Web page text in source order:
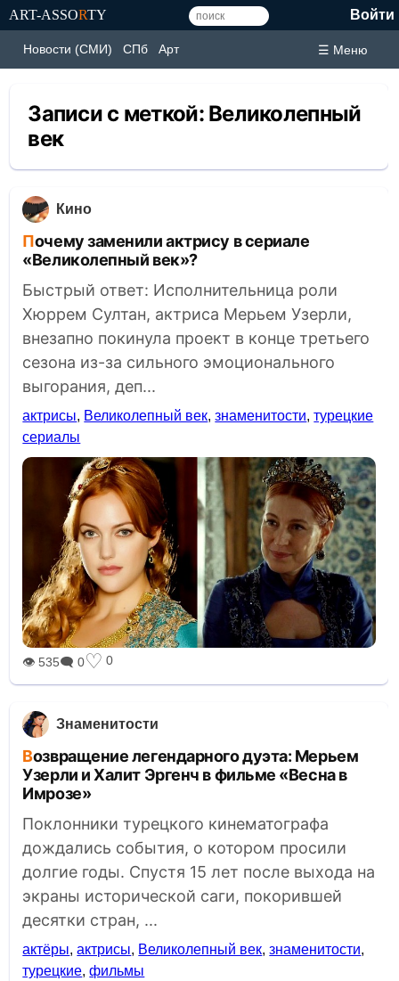
ART-ASSORTY Войти
Новости (СМИ) СПб Арт ☰ Меню
Записи с меткой: Великолепный
век
Кино
Почему заменили актрису в сериале
«Великолепный век»?
Быстрый ответ: Исполнительница роли
Хюррем Султан, актриса Мерьем Узерли,
внезапно покинула проект в конце третьего
сезона из-за сильного эмоционального
выгорания, деп...
актрисы, Великолепный век,знаменитости,турецкие
сериалы
👁 535🗨 0♡ 0
Знаменитости
Возвращение легендарного дуэта: Мерьем
Узерли и Халит Эргенч в фильме «Весна в
Имрозе»
Поклонники турецкого кинематографа
дождались события, о котором просили
долгие годы. Спустя 15 лет после выхода на
экраны исторической саги, покорившей
десятки стран, ...
актёры,актрисы, Великолепный век,знаменитости,
турецкие,фильмы